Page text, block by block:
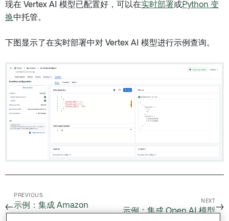
现在 Vertex AI 模型已配置好，可以在实时部署或Python 变
换中托管。
下图显示了在实时部署中对 Vertex AI 模型进行示例查询。
←
PREVIOUS
示例：集成 Amazon
SageMaker 模型
NEXT
示例：集成 Open AI 模型→